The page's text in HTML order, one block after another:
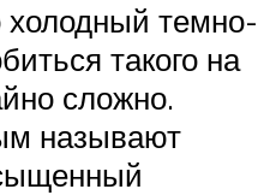
темно-
такого на
сложно.
называют